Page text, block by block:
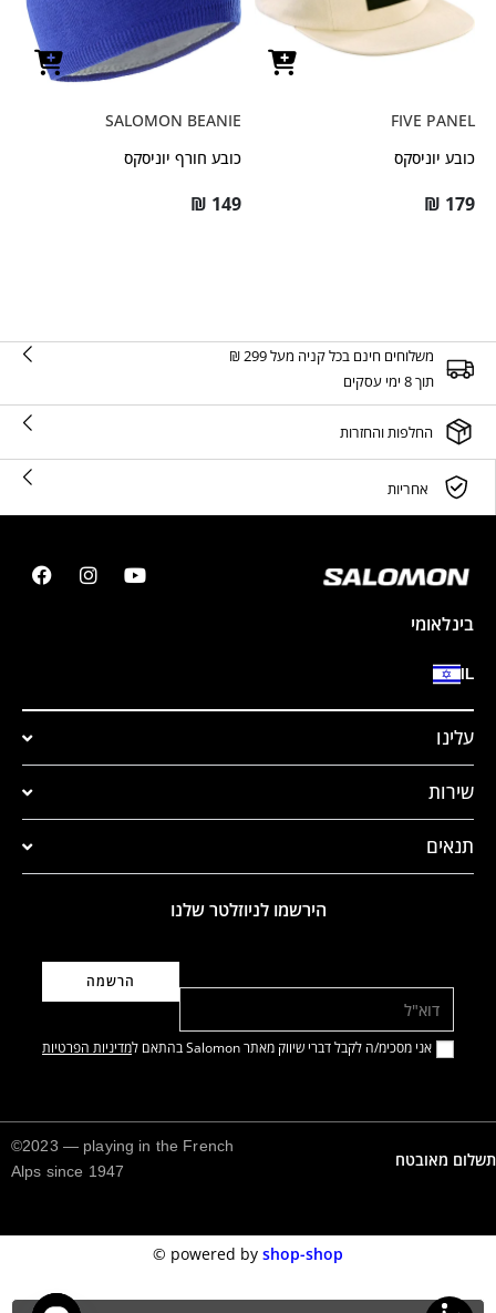
FIVE PANEL
כובע יוניסקס
₪ 179
SALOMON BEANIE
כובע חורף יוניסקס
₪ 149
משלוחים חינם בכל קניה מעל 299 ₪
תוך 8 ימי עסקים
החלפות והחזרות
אחריות
בינלאומי
IL
עלינו
שירות
תנאים
הירשמו לניוזלטר שלנו
אני מסכימ/ה לקבל דברי שיווק מאתר Salomon בהתאם ל מדיניות הפרטיות
תשלום מאובטח
©2023 — playing in the French
Alps since 1947
powered by shop-shop
©️